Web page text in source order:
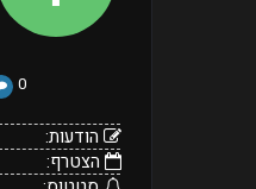
0
הודעות:
הצטרף: